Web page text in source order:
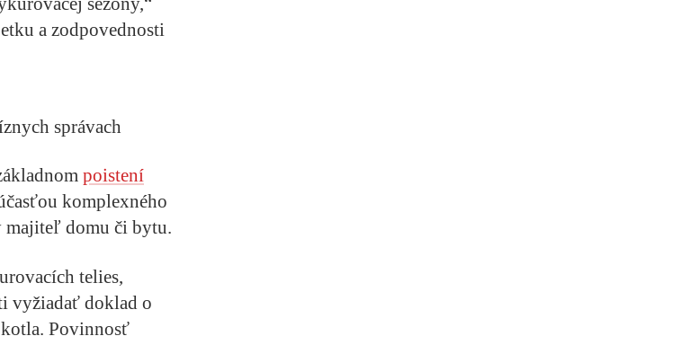
a zodpovednosti
správach
poistení
komplexného
majiteľ domu či bytu.
telies,
vyžiadať doklad o
Povinnosť